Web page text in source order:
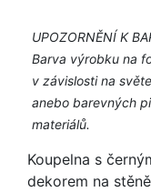
UPOZORNĚNÍ K
Barva výrobku na
v závislosti na
anebo barevných
materiálů.
Koupelna s
dekorem na